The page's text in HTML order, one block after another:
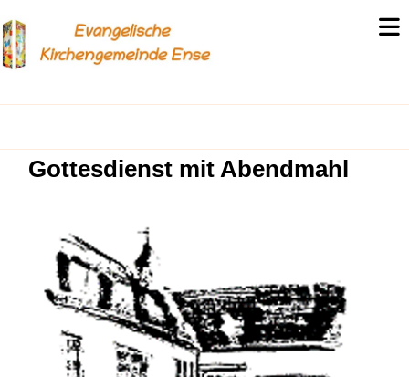
Gottesdienst mit Abendmahl